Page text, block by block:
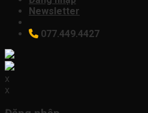
Newsletter
077.449.4427
x
x